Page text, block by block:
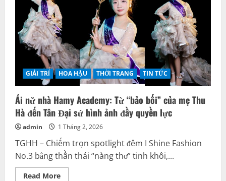
GIẢI TRÍ HOA HẬU THỜI TRANG TIN TỨC
Ái nữ nhà Hamy Academy: Từ “bảo bối” của mẹ Thu
Hà đến Tân Đại sứ hình ảnh đầy quyền lực
admin 1 Tháng 2, 2026
TGHH – Chiếm trọn spotlight đêm I Shine Fashion
No.3 bằng thần thái “nàng thơ” tinh khôi,...
Read MoreRead